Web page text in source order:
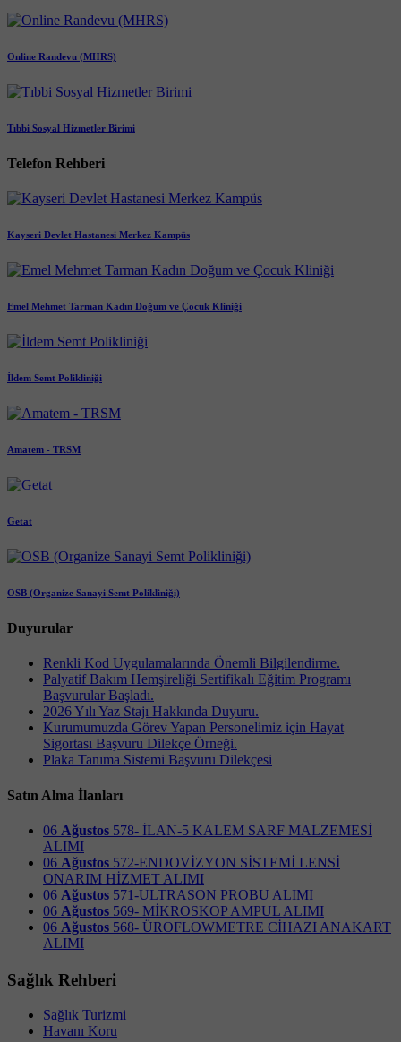
Online Randevu (MHRS)
Tıbbi Sosyal Hizmetler Birimi
Telefon Rehberi
Kayseri Devlet Hastanesi Merkez Kampüs
Emel Mehmet Tarman Kadın Doğum ve Çocuk Kliniği
İldem Semt Polikliniği
Amatem - TRSM
Getat
OSB (Organize Sanayi Semt Polikliniği)
Duyurular
Renkli Kod Uygulamalarında Önemli Bilgilendirme.
Palyatif Bakım Hemşireliği Sertifikalı Eğitim Programı
Başvurular Başladı.
2026 Yılı Yaz Stajı Hakkında Duyuru.
Kurumumuzda Görev Yapan Personelimiz için Hayat
Sigortası Başvuru Dilekçe Örneği.
Plaka Tanıma Sistemi Başvuru Dilekçesi
Satın Alma İlanları
06 Ağustos 578- İLAN-5 KALEM SARF MALZEMESİ
ALIMI
06 Ağustos 572-ENDOVİZYON SİSTEMİ LENSİ
ONARIM HİZMET ALIMI
06 Ağustos 571-ULTRASON PROBU ALIMI
06 Ağustos 569- MİKROSKOP AMPUL ALIMI
06 Ağustos 568- ÜROFLOWMETRE CİHAZI ANAKART
ALIMI
Sağlık Rehberi
Sağlık Turizmi
Havanı Koru